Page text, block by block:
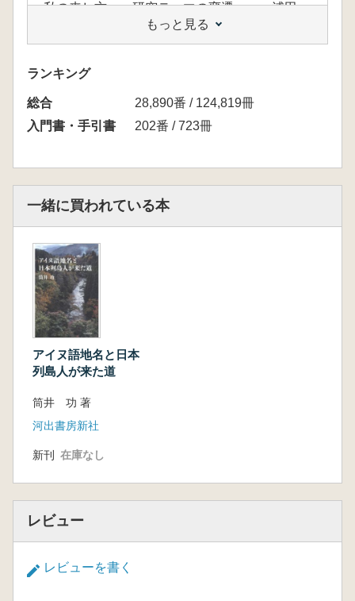
私の来し方 ―研究テーマの変遷― 浦田
「日文悠的」研究法について 仙石 正三…
11
郷土史に学ぶ 中明 文男…13
地域史のもつ意味 城岡 朋洋…14
史料取材のブレイクスルーと工学の視点から見
地域を超えて 時代に開く 向井 嘉之…21
過去を学んで未来へ―側面協力の一例として
私の郷土研究 ―資料を読む、現場に立つ
― 大村 歌子…25
私の郷土研究 浅生 幸子…27
私にとっての「郷土研究」 安カ川恵子…29
私の郷土史遍歴 内島 宏和…32
B【自然】
富山の自然をみる ―活断層の調査について
― 神島 利夫…38
虻が島と後鰓類 泉 治夫…40
私はこうしてサルを観てきた 赤座 久明…
44
富山県のライチョウ生息数調査及び冬期生態調
査について 佐藤 武彦…46
ホタルイカの歴史調査 近藤 浩二…48
早百合姫伝説とヒオドシチョウ 大野 豊…
もっと見る
ランキング
総合
28,890番 / 124,819冊
入門書・手引書
202番 / 723冊
一緒に買われている本
アイヌ語地名と日本
列島人が来た道
筒井 功 著
河出書房新社
新刊 在庫なし
レビュー
レビューを書く